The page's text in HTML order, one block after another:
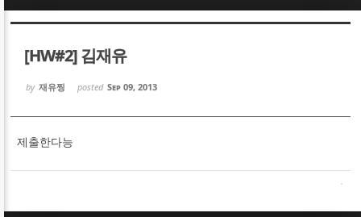
[HW#2] 김재유
by 재유찡 posted Sep 09, 2013
제출한다능
Sketchbook5, 스케치북5
Sketchbook5, 스케치북5
Sketchbook5, 스케치북5
Sketchbook5, 스케치북5